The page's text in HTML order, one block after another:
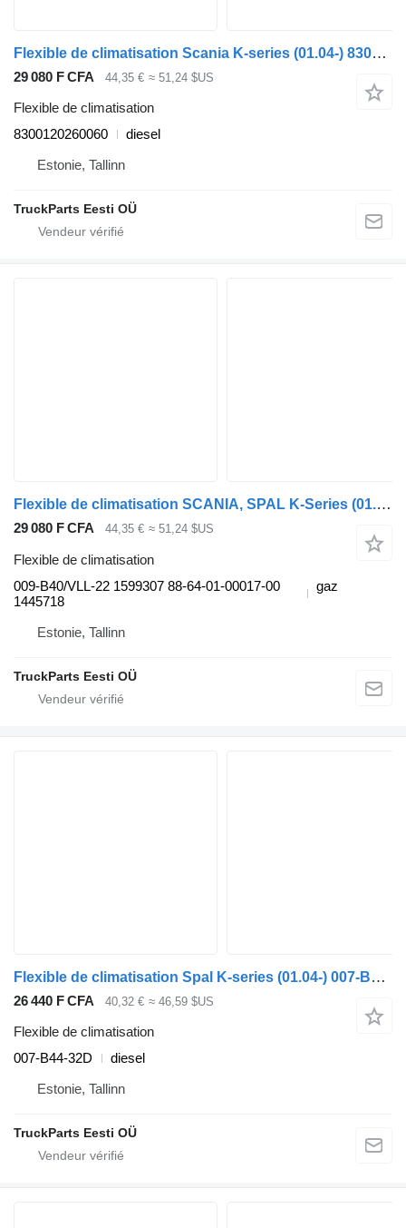
Flexible de climatisation Scania K-series (01.04-) 8300120260060 pour Scania K,N,F-series bus (2006-)
29 080 F CFA 44,35 € ≈ 51,24 $US
Flexible de climatisation
8300120260060
diesel
Estonie, Tallinn
TruckParts Eesti OÜ
Flexible de climatisation SCANIA, SPAL K-Series (01.12-) 009-B40/VLL-22 pour Scania K,N,F-series bus (2006-)
29 080 F CFA 44,35 € ≈ 51,24 $US
Flexible de climatisation
009-B40/VLL-22 1599307 88-64-01-00017-00
1445718
gaz
Estonie, Tallinn
TruckParts Eesti OÜ
Flexible de climatisation Spal K-series (01.04-) 007-B44-32D pour Scania K,N,F-series bus (2006-)
26 440 F CFA 40,32 € ≈ 46,59 $US
Flexible de climatisation
007-B44-32D
diesel
Estonie, Tallinn
TruckParts Eesti OÜ